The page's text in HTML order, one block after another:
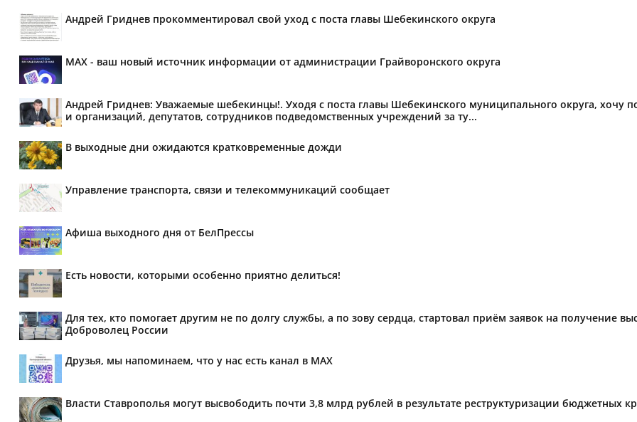
Андрей Гриднев прокомментировал свой уход с поста главы Шебекинского округа
MAX - ваш новый источник информации от администрации Грайворонского округа
Андрей Гриднев: Уважаемые шебекинцы!. Уходя с поста главы Шебекинского муниципального округа, хочу
и организаций, депутатов, сотрудников подведомственных учреждений за ту...
В выходные дни ожидаются кратковременные дожди
Управление транспорта, связи и телекоммуникаций сообщает
Афиша выходного дня от БелПрессы
Есть новости, которыми особенно приятно делиться!
Для тех, кто помогает другим не по долгу службы, а по зову сердца, стартовал приём заявок на получение
Доброволец России
Друзья, мы напоминаем, что у нас есть канал в МАХ
Власти Ставрополья могут высвободить почти 3,8 млрд рублей в результате реструктуризации бюджетных